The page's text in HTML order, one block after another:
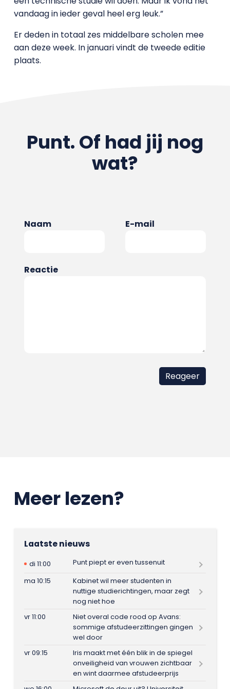
vandaag in ieder geval heel erg leuk.”
Er deden in totaal zes middelbare scholen mee
aan deze week. In januari vindt de tweede editie
plaats.
Punt. Of had jij nog
wat?
Naam E-mail
Reactie
Meer lezen?
Laatste nieuws
di 11:00
Punt piept er even tussenuit
ma 10:15
Kabinet wil meer studenten in
nuttige studierichtingen, maar zegt
nog niet hoe
vr 11:00
Niet overal code rood op Avans:
sommige afstudeerzittingen gingen
wel door
vr 09:15
Iris maakt met één blik in de spiegel
onveiligheid van vrouwen zichtbaar
en wint daarmee afstudeerprijs